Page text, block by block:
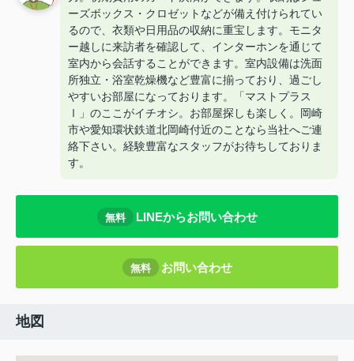
ーズボックス・クロゼットなどが備え付けられてい
るので、衣類や日用品の収納に重宝します。モニタ
ー越しに来訪者を確認して、インターホンを通じて
室内から会話することができます。室内設備は洗面
所独立・浴室乾燥機など豊富に揃っており、過ごし
やすいお部屋になっております。「マストプラス
Ⅰ」のここがイチオシ。お部屋探しも楽しく。岡崎
市や愛知環状鉄道北岡崎付近のことなら当社へご連
絡下さい。経験豊富なスタッフがお待ちしておりま
す。
無料 LINEからお問い合わせ
無料 お問い合わせ
地図